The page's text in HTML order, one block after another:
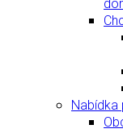
Nabídka